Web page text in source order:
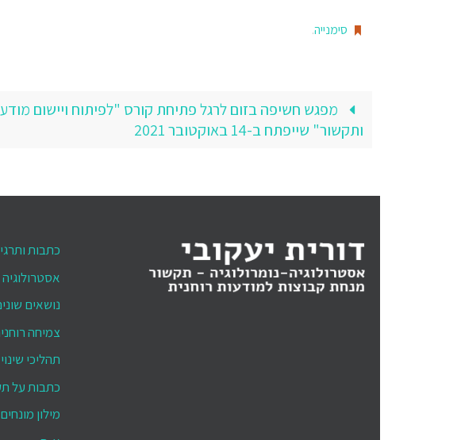
סימנייה.
מפגש חשיפה בזום לרגל פתיחת קורס "לפיתוח ויישום
ותקשור" שייפתח ב-14 באוקטובר 2021
כתבות
אסטרולוגיה
נושאים
צמיחה
תהליכי שינוי
כתבות על
מילון מונחים